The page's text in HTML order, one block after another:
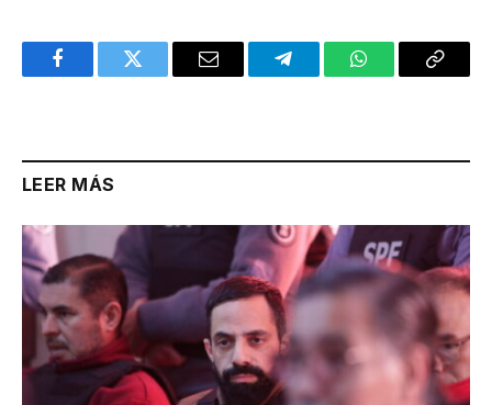
FacebookTwitter Email TelegramWhatsAppCopy
LEER MÁS